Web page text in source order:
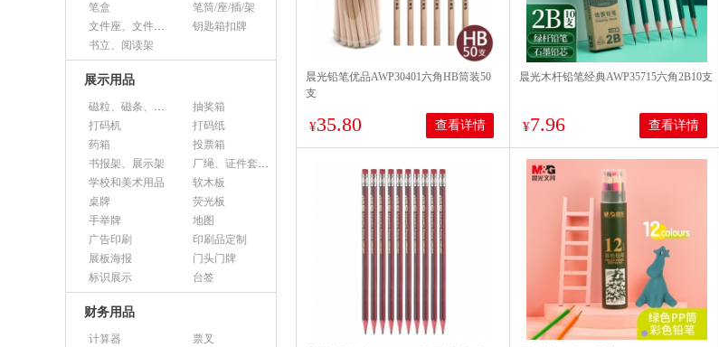
笔盒
笔筒/座/插/架
文件座、文件架、文件框
钥匙箱扣牌
书立、阅读架
展示用品
磁粒、磁条、磁片
抽奖箱
打码机
打码纸
药箱
投票箱
书报架、展示架
厂绳、证件套、卡套
学校和美术用品
软木板
桌牌
荧光板
手举牌
地图
广告印刷
印刷品定制
展板海报
门头门牌
标识展示
台签
财务用品
计算器
票叉
晨光铅笔优品AWP30401六角HB筒装50
支
¥35.80 查看详情
晨光木杆铅笔经典AWP35715六角2B10支
¥7.96 查看详情